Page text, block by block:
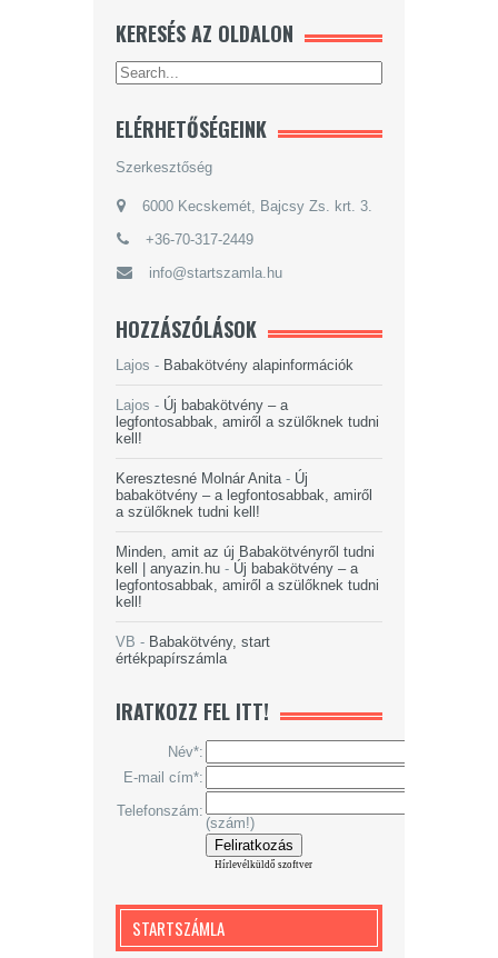
KERESÉS AZ OLDALON
ELÉRHETŐSÉGEINK
Szerkesztőség
6000 Kecskemét, Bajcsy Zs. krt. 3.
+36-70-317-2449
info@startszamla.hu
HOZZÁSZÓLÁSOK
Lajos - Babakötvény alapinformációk
Lajos - Új babakötvény – a
legfontosabbak, amiről a szülőknek tudni
kell!
Keresztesné Molnár Anita - Új
babakötvény – a legfontosabbak, amiről
a szülőknek tudni kell!
Minden, amit az új Babakötvényről tudni
kell | anyazin.hu - Új babakötvény – a
legfontosabbak, amiről a szülőknek tudni
kell!
VB - Babakötvény, start
értékpapírszámla
IRATKOZZ FEL ITT!
Név*:
E-mail cím*:
Telefonszám:
(szám!)
Hírlevélküldő szoftver
STARTSZÁMLA